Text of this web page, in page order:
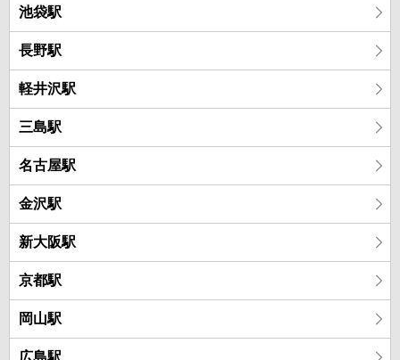
池袋駅
長野駅
軽井沢駅
三島駅
名古屋駅
金沢駅
新大阪駅
京都駅
岡山駅